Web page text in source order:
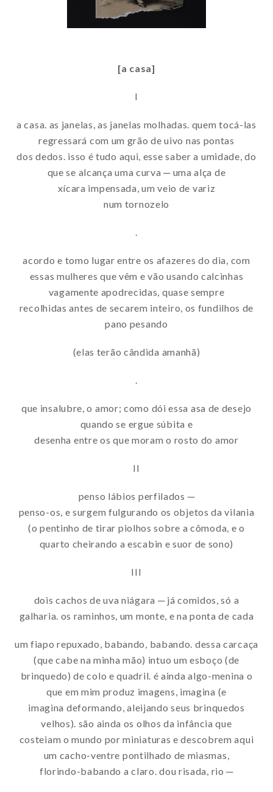
[a casa]
I
a casa. as janelas, as janelas molhadas. quem tocá-las
regressará com um grão de uivo nas pontas
dos dedos. isso é tudo aqui, esse saber a umidade, do
que se alcança uma curva ─ uma alça de
xícara impensada, um veio de variz
num tornozelo
acordo e tomo lugar entre os afazeres do dia, com
essas mulheres que vêm e vão usando calcinhas
vagamente apodrecidas, quase sempre
recolhidas antes de secarem inteiro, os fundilhos de
pano pesando
(elas terão cândida amanhã)
que insalubre, o amor; como dói essa asa de desejo
quando se ergue súbita e
desenha entre os que moram o rosto do amor
II
penso lábios perfilados ─
penso-os, e surgem fulgurando os objetos da vilania
(o pentinho de tirar piolhos sobre a cômoda, e o
quarto cheirando a escabin e suor de sono)
III
dois cachos de uva niágara ─ já comidos, só a
galharia. os raminhos, um monte, e na ponta de cada
um fiapo repuxado, babando, babando. dessa carcaça
(que cabe na minha mão) intuo um esboço (de
brinquedo) de colo e quadril. é ainda algo-menina o
que em mim produz imagens, imagina (e
imagina deformando, aleijando seus brinquedos
velhos). são ainda os olhos da infância que
costeiam o mundo por miniaturas e descobrem aqui
um cacho-ventre pontilhado de miasmas,
florindo-babando a claro. dou risada, rio ─